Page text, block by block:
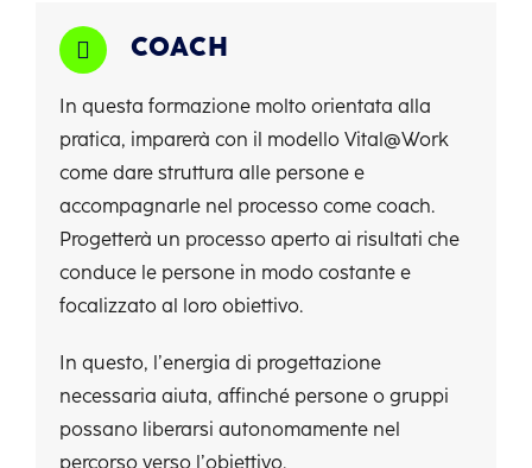
COACH
In questa formazione molto orientata alla
pratica, imparerà con il modello Vital@Work
come darestruttura alle persone e
accompagnarle nel processocome coach.
Progetterà un processo aperto ai risultati che
conduce le persone in modo costante e
focalizzato al loro obiettivo.
In questo, l’energia di progettazione
necessaria aiuta, affinché persone o gruppi
possano liberarsi autonomamente nel